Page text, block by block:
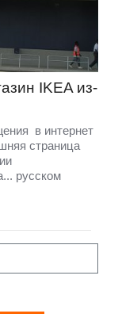
IKEA из-
в интернет
страница
русском